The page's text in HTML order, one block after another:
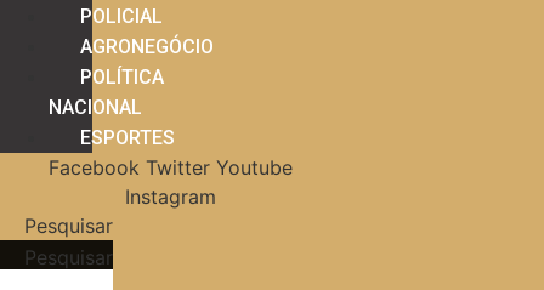
POLICIAL
AGRONEGÓCIO
POLÍTICA
NACIONAL
ESPORTES
Facebook Twitter Youtube
Instagram
Pesquisar
Pesquisar